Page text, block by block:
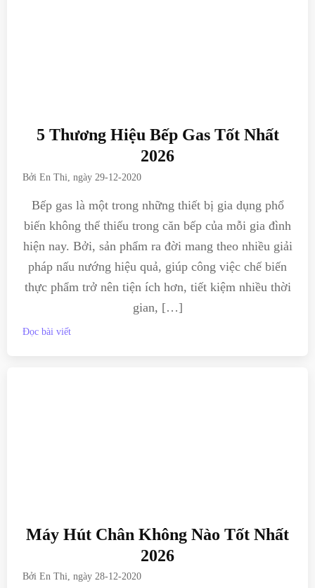
5 Thương Hiệu Bếp Gas Tốt Nhất
2026
BởiEn Thi , ngày 29-12-2020
Bếp gas là một trong những thiết bị gia dụng phổ
biến không thể thiếu trong căn bếp của mỗi gia đình
hiện nay. Bởi, sản phẩm ra đời mang theo nhiều giải
pháp nấu nướng hiệu quả, giúp công việc chế biến
thực phẩm trở nên tiện ích hơn, tiết kiệm nhiều thời
gian, […]
Đọc bài viết
Máy Hút Chân Không Nào Tốt Nhất
2026
BởiEn Thi, ngày28-12-2020